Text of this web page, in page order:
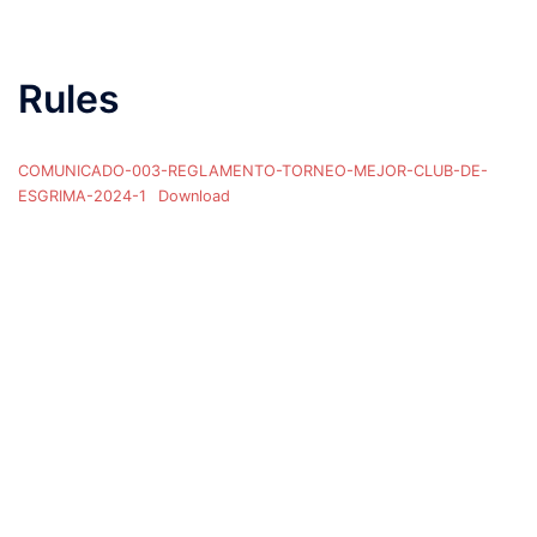
Rules
COMUNICADO-003-REGLAMENTO-TORNEO-MEJOR-CLUB-DE-
ESGRIMA-2024-1
Download